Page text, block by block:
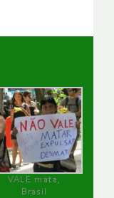
VALE mata,
Brasil